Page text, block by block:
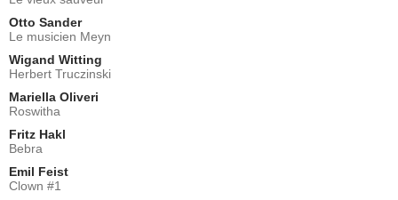
Otto Sander
Le musicien Meyn
Wigand Witting
Herbert Truczinski
Mariella Oliveri
Roswitha
Fritz Hakl
Bebra
Emil Feist
Clown #1